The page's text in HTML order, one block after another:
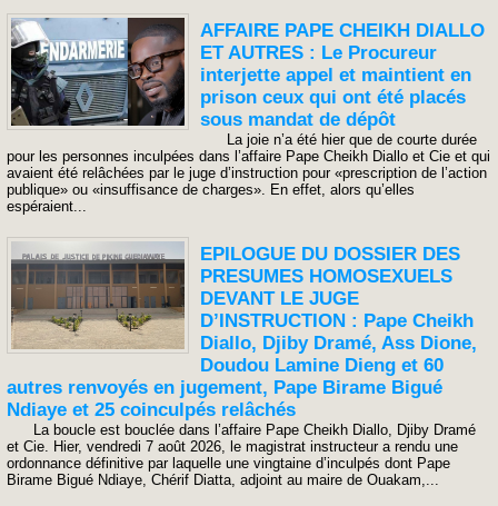
AFFAIRE PAPE CHEIKH DIALLO
ET AUTRES : Le Procureur
interjette appel et maintient en
prison ceux qui ont été placés
sous mandat de dépôt
La joie n’a été hier que de courte durée
pour les personnes inculpées dans l’affaire Pape Cheikh Diallo et Cie et qui
avaient été relâchées par le juge d’instruction pour «prescription de l’action
publique» ou «insuffisance de charges». En effet, alors qu’elles
espéraient...
EPILOGUE DU DOSSIER DES
PRESUMES HOMOSEXUELS
DEVANT LE JUGE
D’INSTRUCTION : Pape Cheikh
Diallo, Djiby Dramé, Ass Dione,
Doudou Lamine Dieng et 60
autres renvoyés en jugement, Pape Birame Bigué
Ndiaye et 25 coinculpés relâchés
La boucle est bouclée dans l’affaire Pape Cheikh Diallo, Djiby Dramé
et Cie. Hier, vendredi 7 août 2026, le magistrat instructeur a rendu une
ordonnance définitive par laquelle une vingtaine d’inculpés dont Pape
Birame Bigué Ndiaye, Chérif Diatta, adjoint au maire de Ouakam,...